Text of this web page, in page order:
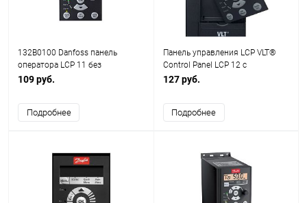
132B0100 Danfoss панель
оператора LCP 11 без
потенциометра
109 руб.
Подробнее
Панель управления LCP VLT®
Control Panel LCP 12 с
потенциометром
127 руб.
Подробнее